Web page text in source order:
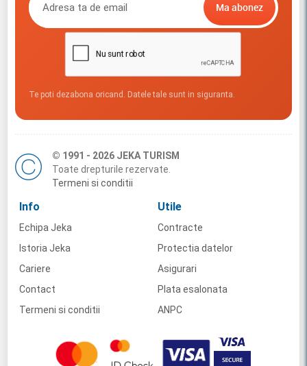
Te poti dezabona oricand. Datele tale sunt in siguranta.
© 1991 - 2026 JEKA TURISM
Toate drepturile rezervate.
Termeni si conditii
Info
Echipa Jeka
Istoria Jeka
Cariere
Contact
Termeni si conditii
Utile
Contracte
Protectia datelor
Asigurari
Plata esalonata
ANPC